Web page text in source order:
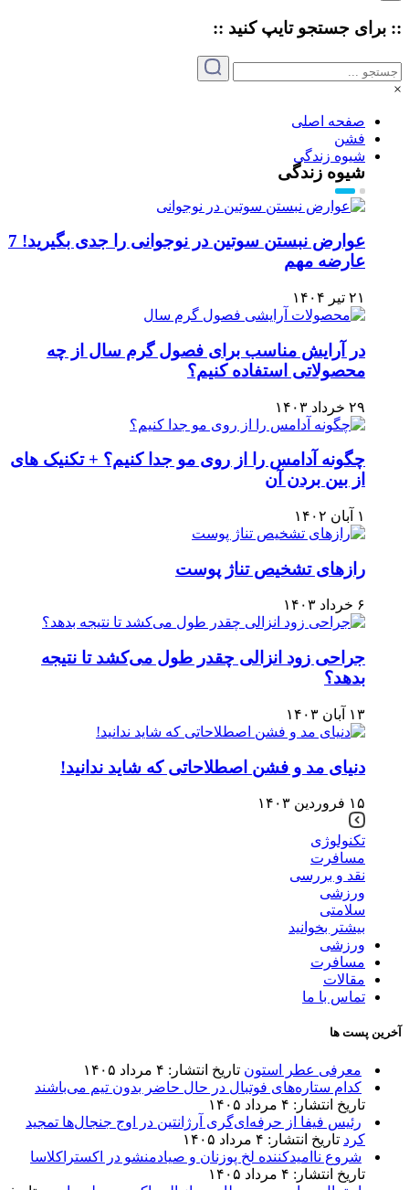
:: برای جستجو تایپکنید ::
×
صفحه اصلی
فشن
شیوه زندگی
شیوه زندگی
عوارض نبستن سوتین در نوجوانی را جدی بگیرید! 7
عارضه مهم
۲۱ تیر ۱۴۰۴
در آرایش مناسب برای فصول گرم سال از چه
محصولاتی استفاده کنیم؟
۲۹ خرداد ۱۴۰۳
چگونه آدامس را از روی مو جدا کنیم؟ + تکنیک های
از بین بردن آن
۱ آبان ۱۴۰۲
رازهای تشخیص تناژ پوست
۶ خرداد ۱۴۰۳
جراحی زود انزالی چقدر طول می‌کشد تا نتیجه
بدهد؟
۱۳ آبان ۱۴۰۳
دنیای مد و فشن اصطلاحاتی که شاید ندانید!
۱۵ فروردین ۱۴۰۳
تکنولوژی
مسافرت
نقد و بررسی
ورزشی
سلامتی
بیشتر بخوانید
ورزشی
مسافرت
مقالات
تماس با ما
آخرین پست ها
معرفی عطر استون تاریخ انتشار: ۴ مرداد ۱۴۰۵
کدام ستاره‌های فوتبال در حال حاضر بدون تیم می‌باشند
تاریخ انتشار: ۴ مرداد ۱۴۰۵
رئیس فیفا از حرفه‌ای‌گری آرژانتین در اوج جنجال‌ها تمجید
کرد تاریخ انتشار: ۴ مرداد ۱۴۰۵
شروع ناامیدکننده لخ پوزنان و صیادمنشو در اکستراکلاسا
تاریخ انتشار: ۴ مرداد ۱۴۰۵